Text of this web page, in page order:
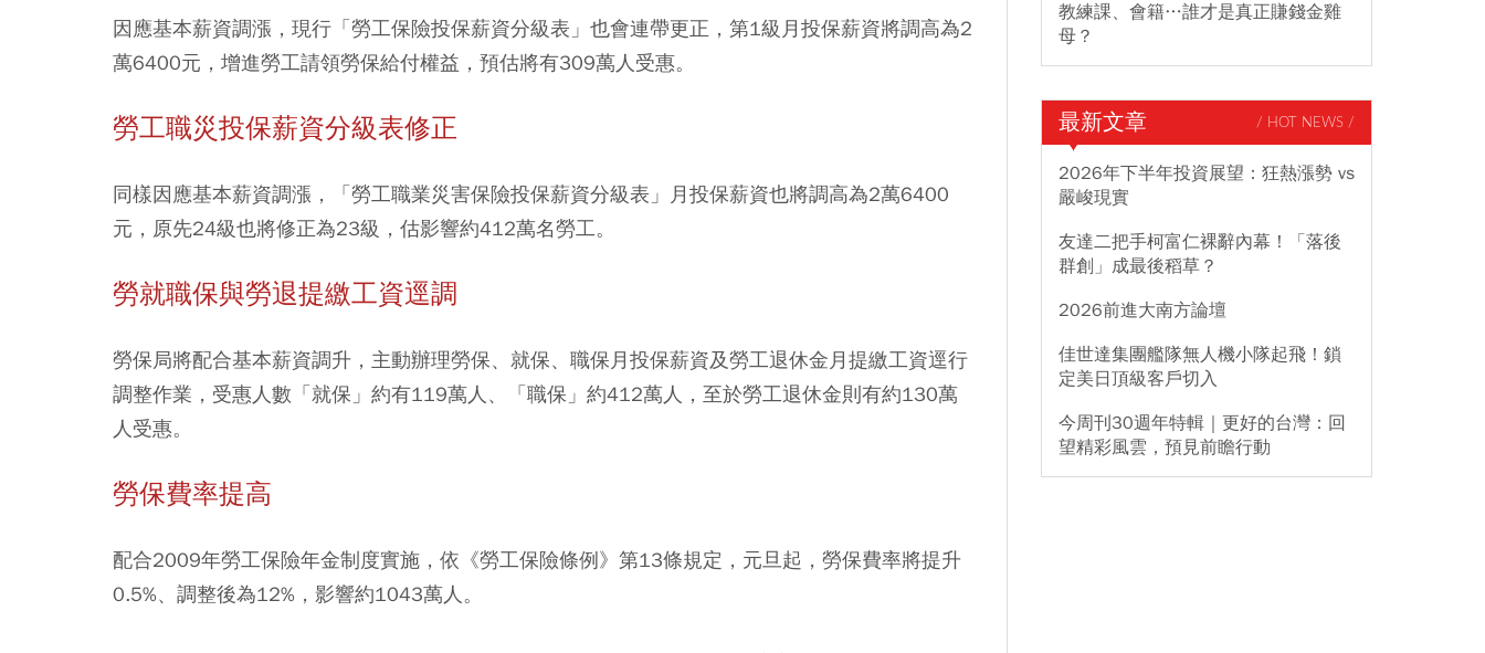
因應基本薪資調漲，現行「勞工保險投保薪資分級表」也會連帶更正，第1級月投保薪資將調高為2
萬6400元，增進勞工請領勞保給付權益，預估將有309萬人受惠。
勞工職災投保薪資分級表修正
同樣因應基本薪資調漲，「勞工職業災害保險投保薪資分級表」月投保薪資也將調高為2萬6400
元，原先24級也將修正為23級，估影響約412萬名勞工。
勞就職保與勞退提繳工資逕調
勞保局將配合基本薪資調升，主動辦理勞保、就保、職保月投保薪資及勞工退休金月提繳工資逕行
調整作業，受惠人數「就保」約有119萬人、「職保」約412萬人，至於勞工退休金則有約130萬
人受惠。
勞保費率提高
配合2009年勞工保險年金制度實施，依《勞工保險條例》第13條規定，元旦起，勞保費率將提升
0.5%、調整後為12%，影響約1043萬人。
教練課、會籍…誰才是真正賺錢金雞
母？
最新文章 / HOT NEWS /
2026年下半年投資展望：狂熱漲勢 vs
嚴峻現實
友達二把手柯富仁裸辭內幕！「落後
群創」成最後稻草？
2026前進大南方論壇
佳世達集團艦隊無人機小隊起飛！鎖
定美日頂級客戶切入
今周刊30週年特輯｜更好的台灣：回
望精彩風雲，預見前瞻行動